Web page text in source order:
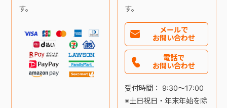
す。
す。
メールで
お問い合わせ
電話で
お問い合わせ
受付時間： 9:30～17:00
※土日祝日・年末年始を除